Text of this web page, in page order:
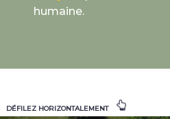
humaine.
DÉFILEZ HORIZONTALEMENT